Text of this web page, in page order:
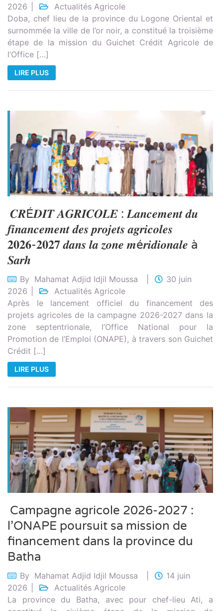
2026
Actualités Agricole
Doba, chef lieu de la province du Logone Oriental et
surnommée la ville de l’or noir, a constitué la troisième
étape de la mission du Guichet Crédit Agricole de
l’Office […]
LIRE PLUS
𝑪𝑹É𝑫𝑰𝑻 𝑨𝑮𝑹𝑰𝑪𝑶𝑳𝑬 : 𝑳𝒂𝒏𝒄𝒆𝒎𝒆𝒏𝒕 𝒅𝒖
𝒇𝒊𝒏𝒂𝒏𝒄𝒆𝒎𝒆𝒏𝒕 𝒅𝒆𝒔 𝒑𝒓𝒐𝒋𝒆𝒕𝒔 𝒂𝒈𝒓𝒊𝒄𝒐𝒍𝒆𝒔
𝟐𝟎𝟐𝟔-𝟐𝟎𝟐𝟕 𝒅𝒂𝒏𝒔 𝒍𝒂 𝒛𝒐𝒏𝒆 𝒎é𝒓𝒊𝒅𝒊𝒐𝒏𝒂𝒍𝒆 à
𝑺𝒂𝒓𝒉
By Mahamat Adjid Idjil Moussa
30 juin
2026
Actualités Agricole
Après le lancement officiel du financement des
projets agricoles de la campagne 2026-2027 dans la
zone septentrionale, l’Office National pour la
Promotion de l’Emploi (ONAPE), à travers son Guichet
Crédit […]
LIRE PLUS
Campagne agricole 2026-2027 :
l’ONAPE poursuit sa mission de
financement dans la province du
Batha
By Mahamat Adjid Idjil Moussa
14 juin
2026
Actualités Agricole
La province du Batha, avec pour chef-lieu Ati, a